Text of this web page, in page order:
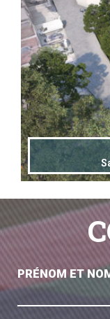
PRÉNOM ET